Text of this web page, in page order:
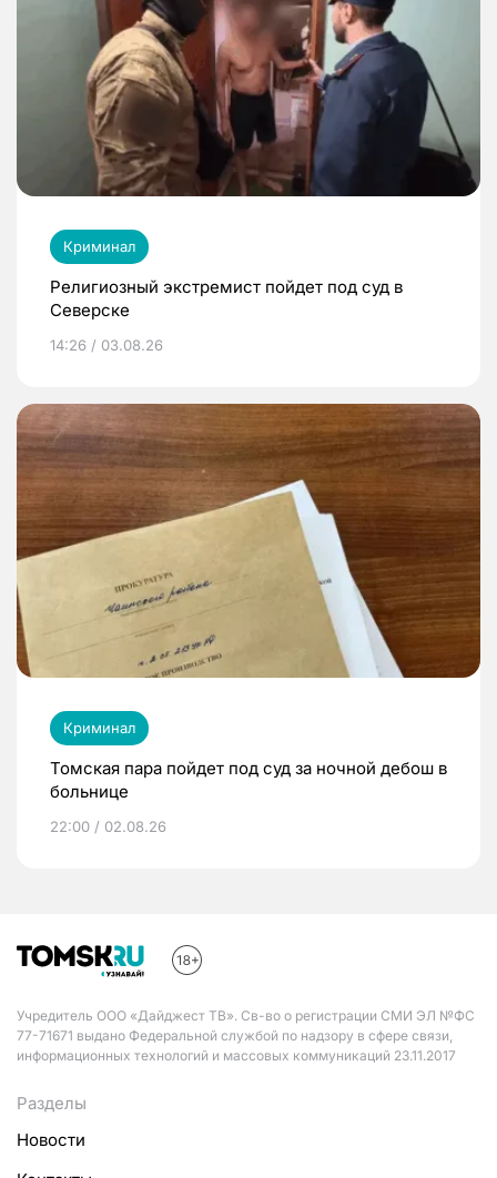
Криминал
Религиозный экстремист пойдет под суд в
Северске
14:26 / 03.08.26
Криминал
Томская пара пойдет под суд за ночной дебош в
больнице
22:00 / 02.08.26
Учредитель ООО «Дайджест ТВ». Св-во о регистрации СМИ ЭЛ №ФС
77-71671 выдано Федеральной службой по надзору в сфере связи,
информационных технологий и массовых коммуникаций 23.11.2017
Разделы
Новости